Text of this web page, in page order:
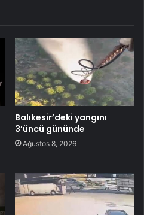
Balıkesir’deki yangını
3’üncü gününde
Ağustos 8, 2026